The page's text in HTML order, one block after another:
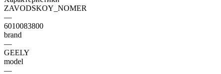
ZAVODSKOY_NOMER
—
6010083800
brand
—
GEELY
model
—